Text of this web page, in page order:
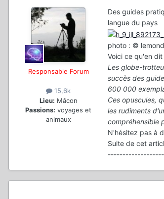
Responsable Forum
15,6k
Lieu: Mâcon
Passions: voyages et
animaux
Des guides
langue du pays
photo : ©
Voici ce qu'en
Les globe-
succès des
600 000
Ces opuscules,
les rudiments
compréhensible
N'hésitez pas à
Suite de cet